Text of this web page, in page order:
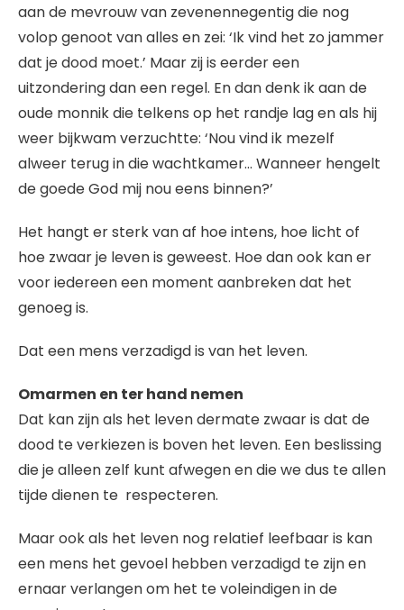
aan de mevrouw van zevenennegentig die nog
volop genoot van alles en zei: ‘Ik vind het zo jammer
dat je dood moet.’ Maar zij is eerder een
uitzondering dan een regel. En dan denk ik aan de
oude monnik die telkens op het randje lag en als hij
weer bijkwam verzuchtte: ‘Nou vind ik mezelf
alweer terug in die wachtkamer… Wanneer hengelt
de goede God mij nou eens binnen?’
Het hangt er sterk van af hoe intens, hoe licht of
hoe zwaar je leven is geweest. Hoe dan ook kan er
voor iedereen een moment aanbreken dat het
genoeg is.
Dat een mens verzadigd is van het leven.
Omarmen en ter hand nemen
Dat kan zijn als het leven dermate zwaar is dat de
dood te verkiezen is boven het leven. Een beslissing
die je alleen zelf kunt afwegen en die we dus te allen
tijde dienen te respecteren.
Maar ook als het leven nog relatief leefbaar is kan
een mens het gevoel hebben verzadigd te zijn en
ernaar verlangen om het te voleindigen in de